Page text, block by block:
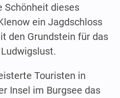
Schönheit dieses
ein Jagdschloss
den Grundstein für das
Touristen in
Insel im Burgsee das